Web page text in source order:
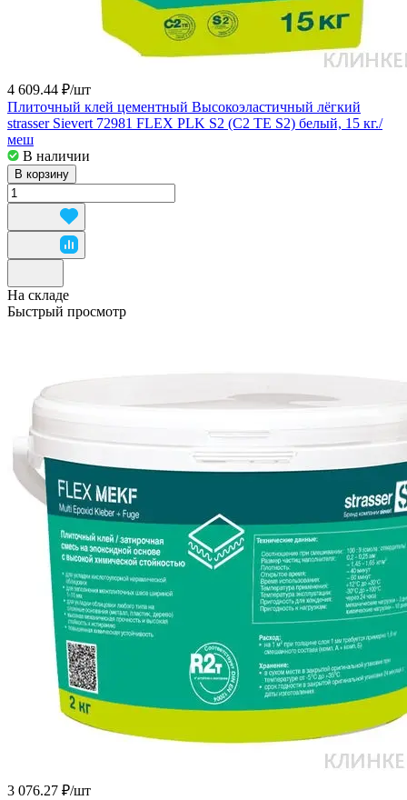
4 609.44 ₽/шт
Плиточный клей цементный Высокоэластичный лёгкий
strasser Sievert 72981 FLEX PLK S2 (C2 TE S2) белый, 15 кг./
меш
В наличии
В корзину
На складе
Быстрый просмотр
3 076.27 ₽/шт